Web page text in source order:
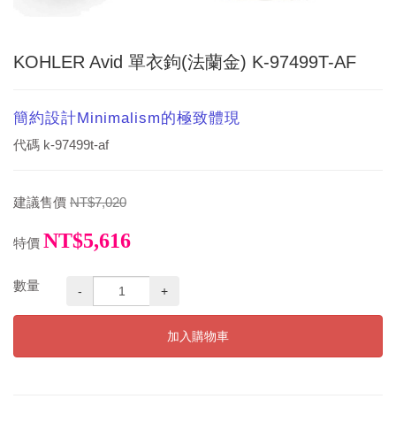
KOHLER Avid 單衣鉤(法蘭金) K-97499T-AF
簡約設計Minimalism的極致體現
代碼 k-97499t-af
建議售價 NT$7,020
特價 NT$5,616
數量 - +
加入購物車